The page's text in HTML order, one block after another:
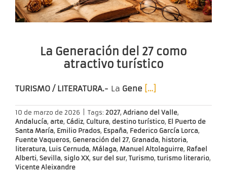
La Generación del 27 como
atractivo turístico
TURISMO / LITERATURA.- La Gene […]
10 de marzo de 2026 Tags: 2027, Adriano del Valle,
Andalucía, arte, Cádiz, Cultura, destino turístico, El Puerto de
Santa María, Emilio Prados, España, Federico García Lorca,
Fuente Vaqueros, Generación del 27, Granada, historia,
literatura, Luis Cernuda, Málaga, Manuel Altolaguirre, Rafael
Alberti, Sevilla, siglo XX, sur del sur, Turismo, turismo literario,
Vicente Aleixandre